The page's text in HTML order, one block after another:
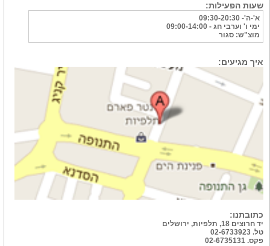
שעות הפעילות:
א'-ה'- 09:30-20:30
ימי ו' וערבי חג - 09:00-14:00
מוצ"ש: סגור
איך מגיעים:
כתובתנו:
יד חרוצים 18, תלפיות, ירושלים
טל. 02-6733923
פקס. 02-6735131